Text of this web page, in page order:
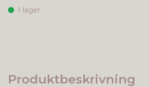
I lager
Produktbeskrivning